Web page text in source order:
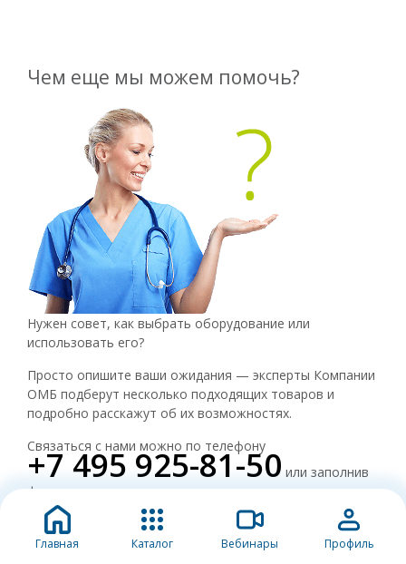
Чем еще мы можем помочь?
Нужен совет, как выбрать оборудование или
использовать его?
Просто опишите ваши ожидания — эксперты Компании
ОМБ подберут несколько подходящих товаров и
подробно расскажут об их возможностях.
Связаться с нами можно по телефону
+7 495 925-81-50 или заполнив
форму.
Вопросы и ответы Смотреть все
Главная Каталог Вебинары Профиль